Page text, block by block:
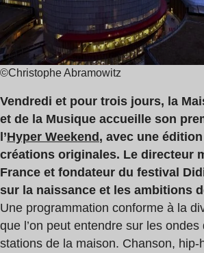
©Christophe Abramowitz
Vendredi et pour trois jours, la
et de la Musique accueille son
l’Hyper Weekend, avec une
créations originales. Le directeur
France et fondateur du festival
sur la naissance et les ambitions
Une programmation conforme à la
que l’on peut entendre sur les
stations de la maison. Chanson, hip-